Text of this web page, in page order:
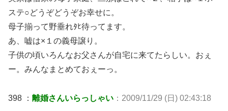
ステ○どうぞどうぞお幸せに。
母子揃って野垂れﾀﾋ待ってます。
あ、嘘は×１の義母譲り。
子供の頃いろんなお父さんが自宅に来てたらしい。おぇ
ー。みんなまとめておぇーっ。
398 ： 離婚さんいらっしゃい ：2009/11/29 (日) 02:43:18